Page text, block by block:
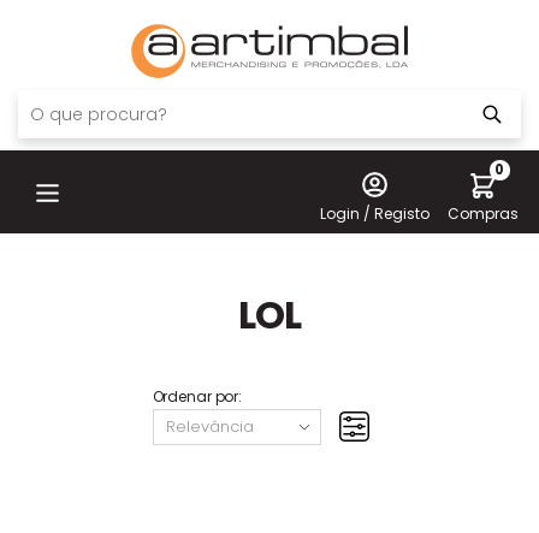
Login / Registo
0
Compras
LOL
Ordenar por: